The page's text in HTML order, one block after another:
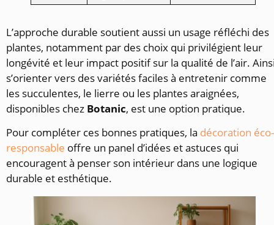
L’approche durable soutient aussi un usage réfléchi des
plantes, notamment par des choix qui privilégient leur
longévité et leur impact positif sur la qualité de l’air.
s’orienter vers des variétés faciles à entretenir comme
les succulentes, le lierre ou les plantes araignées,
disponibles chez Botanic, est une option pratique.
Pour compléter ces bonnes pratiques, la décoration éco-
responsable offre un panel d’idées et astuces qui
encouragent à penser son intérieur dans une logique
durable et esthétique.